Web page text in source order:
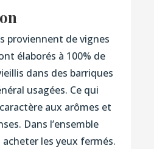
proviennent de vignes
élaborés à 100% de
dans des barriques
usagées. Ce qui
aux arômes et
Dans l’ensemble
les yeux fermés.